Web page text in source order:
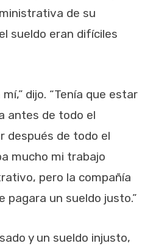
de su
sueldo eran difíciles
dijo. “Tenía que estar
antes de todo el
después de todo el
mucho mi trabajo
pero la compañía
pagara un sueldo justo.”
y un sueldo injusto,